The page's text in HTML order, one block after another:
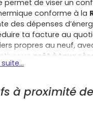
permet de viser un
conforme à la
des dépenses
ta facture au
propres au neuf,
un prêt à taux zéro
et souvent une
primo-accédants.
là pour te couvrir
à proximité